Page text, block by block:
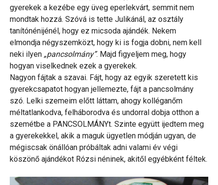
gyerekek a kezébe egy üveg eperlekvárt, semmit nem
mondtak hozzá. Szóvá is tette Julikánál, az osztály
tanítónénijénél, hogy ez micsoda ajándék. Nekem
elmondja négyszemközt, hogy ki is fogja dobni, nem kell
neki ilyen „pancsolmány”. Majd figyeljem meg, hogy
hogyan viselkednek ezek a gyerekek.
Nagyon fájtak a szavai. Fájt, hogy az egyik szeretett kis
gyerekcsapatot hogyan jellemezte, fájt a pancsolmány
szó. Lelki szemeim előtt láttam, ahogy kolléganőm
méltatlankodva, felháborodva és undorral dobja otthon a
szemétbe a PANCSOLMÁNYt. Szinte együtt ijedtem meg
a gyerekekkel, akik a maguk ügyetlen módján ugyan, de
mégiscsak önállóan próbáltak adni valami év végi
köszönő ajándékot Rózsi néninek, akitől egyébként féltek.